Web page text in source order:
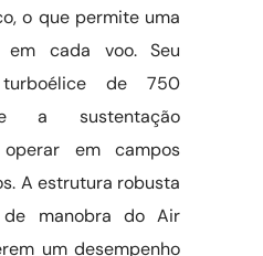
o que permite uma
em cada voo. Seu
de 750
a sustentação
em campos
A estrutura robusta
manobra do Air
um desempenho